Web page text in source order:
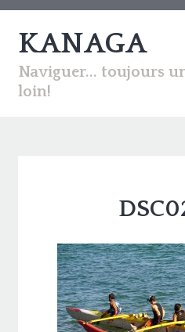
KANAGA
Naviguer... toujours
loin!